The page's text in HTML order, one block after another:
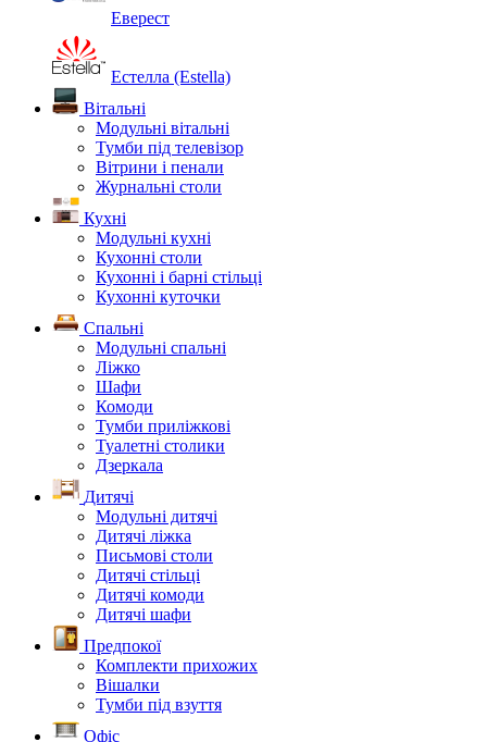
Еверест
Естелла (Estella)
Вітальні
Модульні вітальні
Тумби під телевізор
Вітрини і пенали
Журнальні столи
Кухні
Модульні кухні
Кухонні столи
Кухонні і барні стільці
Кухонні куточки
Спальні
Модульні спальні
Ліжко
Шафи
Комоди
Тумби приліжкові
Туалетні столики
Дзеркала
Дитячі
Модульні дитячі
Дитячі ліжка
Письмові столи
Дитячі стільці
Дитячі комоди
Дитячі шафи
Предпокої
Комплекти прихожих
Вішалки
Тумби під взуття
Офіс